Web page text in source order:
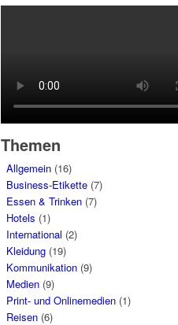
Themen
Allgemein (16)
Business-Etikette (7)
Essen & Trinken (7)
Hotels (1)
International (2)
Kleidung (19)
Kommunikation (9)
Medien (9)
Print- und Onlinemedien (1)
Reisen (6)